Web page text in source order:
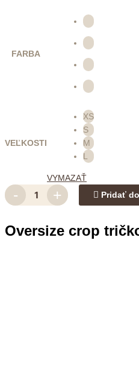
FARBA
VEĽKOSTI
XS
S
M
L
VYMAZAŤ
- + Pridať
Oversize crop